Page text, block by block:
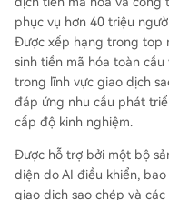
phục vụ hơn 40 triệu
Được xếp hạng trong top
sinh tiền mã hóa toàn
trong lĩnh vực giao dịch
đáp ứng nhu cầu phát
cấp độ kinh nghiệm.
Được hỗ trợ bởi một bộ
diện do AI điều khiển,
giao dịch sao chép và